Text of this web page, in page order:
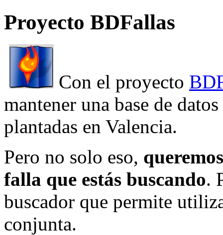
Proyecto BDFallas
Con el proyecto
mantener una base de
plantadas en Valencia.
Pero no solo eso,
falla que estás buscando.
buscador que permite
conjunta.